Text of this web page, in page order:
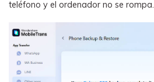
teléfono y el ordenador no se rompa.